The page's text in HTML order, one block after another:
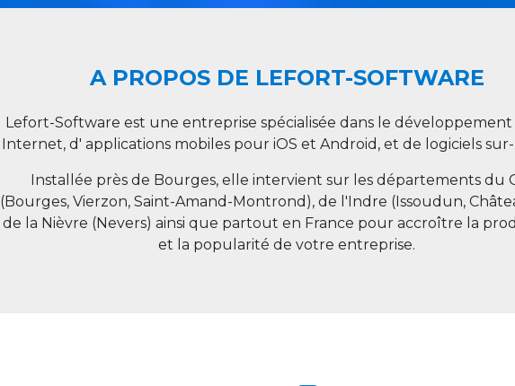
A PROPOS DE LEFORT-SOFTWARE
Lefort-Software est une entreprise spécialisée dans le développement
Internet, d' applications mobiles pour iOS et Android, et de logiciels
Installée près de Bourges, elle intervient sur les départements du
(Bourges, Vierzon, Saint-Amand-Montrond), de l'Indre (Issoudun,
de la Nièvre (Nevers) ainsi que partout en France pour accroître la
et la popularité de votre entreprise.